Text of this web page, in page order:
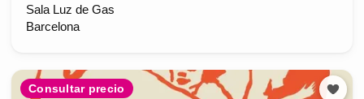
Sala Luz de Gas
Barcelona
Consultar precio